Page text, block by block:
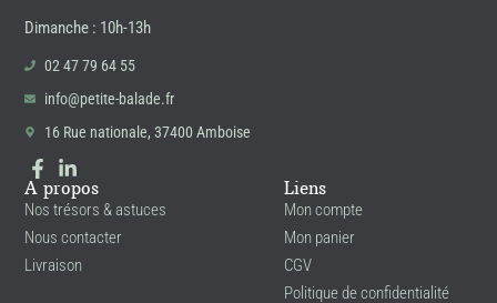
Dimanche : 10h-13h
02 47 79 64 55
info@petite-balade.fr
16 Rue nationale, 37400 Amboise
A propos
Nos trésors & astuces
Nous contacter
Livraison
Liens
Mon compte
Mon panier
CGV
Politique de confidentialité